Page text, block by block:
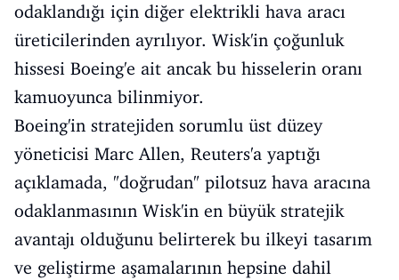
odaklandığı için diğer elektrikli hava aracı
üreticilerinden ayrılıyor. Wisk'in çoğunluk
hissesi Boeing'e ait ancak bu hisselerin oranı
kamuoyunca bilinmiyor.
Boeing'in stratejiden sorumlu üst düzey
yöneticisi Marc Allen, Reuters'a yaptığı
açıklamada, "doğrudan" pilotsuz hava aracına
odaklanmasının Wisk'in en büyük stratejik
avantajı olduğunu belirterek bu ilkeyi tasarım
ve geliştirme aşamalarının hepsine dahil